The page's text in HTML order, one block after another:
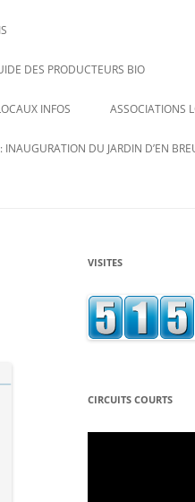
DES PRODUCTEURS BIO
INFOS
PAR
ASSOCIATIONS
AMAP DE
TEPPES A
LE SEL –
L’EMBARQ –
DU JARDIN D’EN
VISITES
CIRCUITS COURTS
Lecteur